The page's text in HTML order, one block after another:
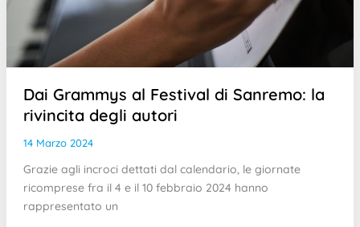
Dai Grammys al Festival di Sanremo: la
rivincita degli autori
14 Marzo 2024
Grazie agli incroci dettati dal calendario, le giornate
ricomprese fra il 4 e il 10 febbraio 2024 hanno
rappresentato un